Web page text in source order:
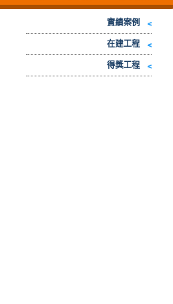
實績案例
在建工程
得獎工程